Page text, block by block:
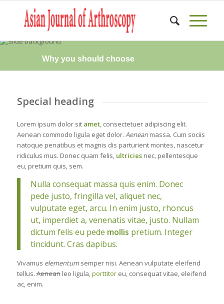
Why you should choose
Special heading
Lorem ipsum dolor sit amet, consectetuer adipiscing elit.
Aenean commodo ligula eget dolor. Aeneanmassa. Cum sociis
natoque penatibus et magnis dis parturient montes, nascetur
ridiculus mus. Donec quam felis, ultriciesnec, pellentesque
eu, pretium quis, sem.
Nulla consequat massa quis enim. Donec
pede justo, fringilla vel, aliquet nec,
vulputate eget, arcu. In enim justo, rhoncus
ut, imperdiet a, venenatis vitae, justo. Nullam
dictum felis eu pede mollis pretium. Integer
tincidunt. Cras dapibus.
Vivamus elementumsemper nisi. Aenean vulputate eleifend
tellus.Aeneanleo ligula,porttitoreu, consequat vitae, eleifend
ac, enim.